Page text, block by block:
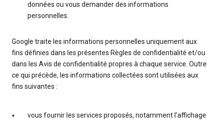
données ou vous demander des informations
personnelles.
Google traite les informations personnelles uniquement aux
fins définies dans les présentes Règles de confidentialité et/ou
dans les Avis de confidentialité propres à chaque service. Outre
ce qui précède, les informations collectées sont utilisées aux
fins suivantes :
vous fournir les services proposés, notamment l’affichage